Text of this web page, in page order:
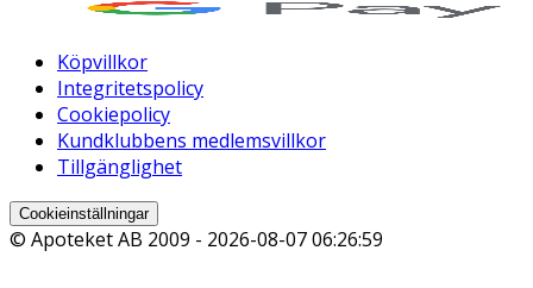
Köpvillkor
Integritetspolicy
Cookiepolicy
Kundklubbens medlemsvillkor
Tillgänglighet
Cookieinställningar
© Apoteket AB 2009 - 2026-08-07 06:26:59